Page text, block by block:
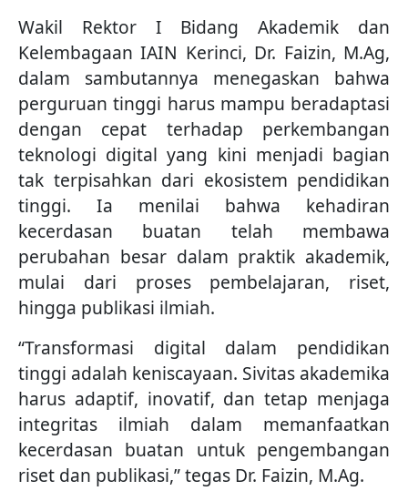
Wakil Rektor I Bidang Akademik dan
Kelembagaan IAIN Kerinci, Dr. Faizin, M.Ag,
dalam sambutannya menegaskan bahwa
perguruan tinggi harus mampu beradaptasi
dengan cepat terhadap perkembangan
teknologi digital yang kini menjadi bagian
tak terpisahkan dari ekosistem pendidikan
tinggi. Ia menilai bahwa kehadiran
kecerdasan buatan telah membawa
perubahan besar dalam praktik akademik,
mulai dari proses pembelajaran, riset,
hingga publikasi ilmiah.
“Transformasi digital dalam pendidikan
tinggi adalah keniscayaan. Sivitas akademika
harus adaptif, inovatif, dan tetap menjaga
integritas ilmiah dalam memanfaatkan
kecerdasan buatan untuk pengembangan
riset dan publikasi,” tegas Dr. Faizin, M.Ag.